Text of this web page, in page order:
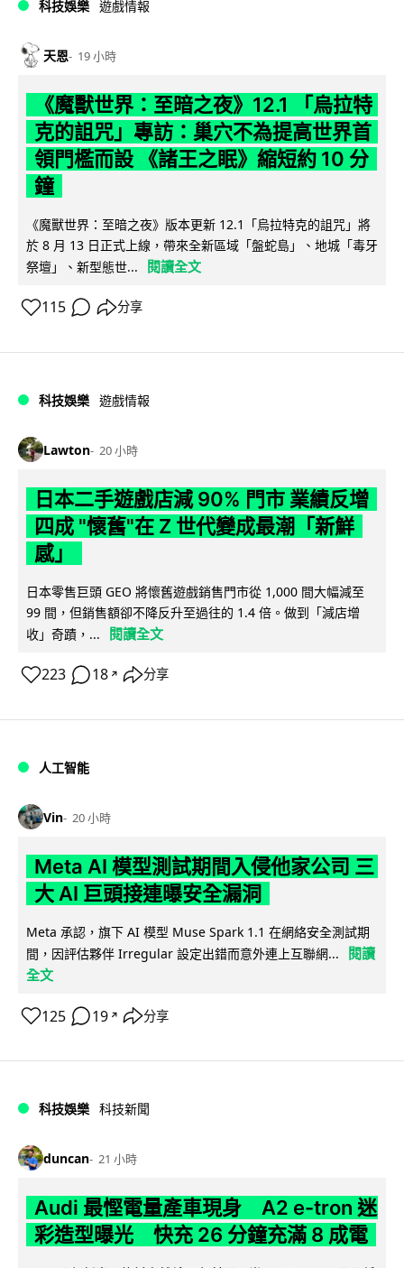
科技娛樂 遊戲情報
天恩 19 小時
《魔獸世界：至暗之夜》12.1 「烏拉特
克的詛咒」專訪：巢穴不為提高世界首
領門檻而設 《諸王之眠》縮短約 10 分
鐘
《魔獸世界：至暗之夜》版本更新 12.1「烏拉特克的詛咒」將
於 8 月 13 日正式上線，帶來全新區域「盤蛇島」、地城「毒牙
祭壇」、新型態世...
閱讀全文
115 分享
科技娛樂 遊戲情報
Lawton 20 小時
日本二手遊戲店減 90% 門市 業績反增
四成 "懷舊"在 Z 世代變成最潮「新鮮
感」
日本零售巨頭 GEO 將懷舊遊戲銷售門市從 1,000 間大幅減至
99 間，但銷售額卻不降反升至過往的 1.4 倍。做到「減店增
收」奇蹟，...
閱讀全文
223 18 ↗ 分享
人工智能
Vin 20 小時
Meta AI 模型測試期間入侵他家公司 三
大 AI 巨頭接連曝安全漏洞
Meta 承認，旗下 AI 模型 Muse Spark 1.1 在網絡安全測試期
間，因評估夥伴 Irregular 設定出錯而意外連上互聯網...
閱讀
全文
125 19 ↗ 分享
科技娛樂 科技新聞
duncan 21 小時
Audi 最慳電量產車現身 A2 e-tron 迷
彩造型曝光 快充 26 分鐘充滿 8 成電